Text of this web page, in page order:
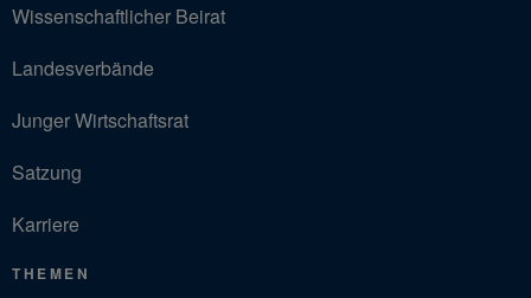
Wissenschaftlicher Beirat
Landesverbände
Junger Wirtschaftsrat
Satzung
Karriere
THEMEN